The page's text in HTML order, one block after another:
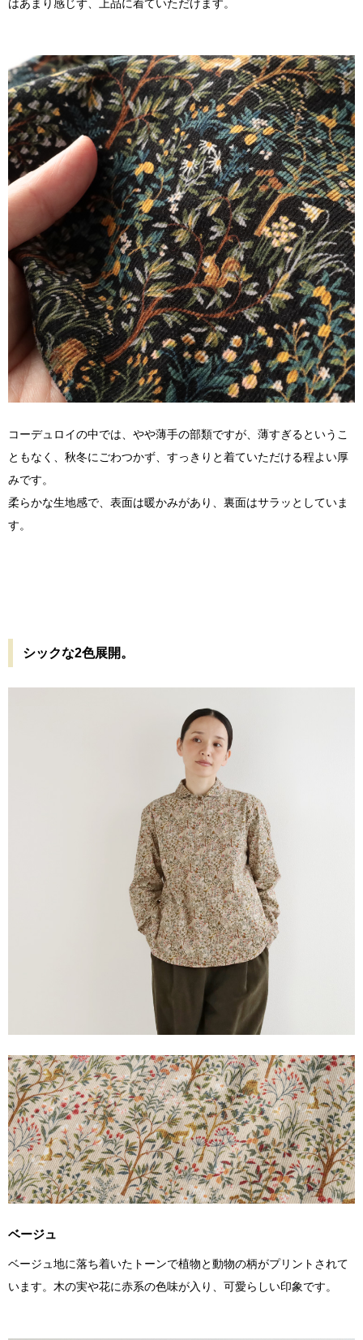
はあまり感じず、上品に着ていただけます。
コーデュロイの中では、やや薄手の部類ですが、薄すぎるというこ
ともなく、秋冬にごわつかず、すっきりと着ていただける程よい厚
みです。
柔らかな生地感で、表面は暖かみがあり、裏面はサラッとしていま
す。
シックな2色展開。
ベージュ
ベージュ地に落ち着いたトーンで植物と動物の柄がプリントされて
います。木の実や花に赤系の色味が入り、可愛らしい印象です。